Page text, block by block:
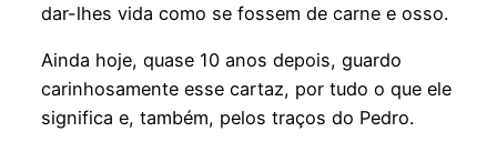
dar-lhes vida como se fossem de carne e osso.
Ainda hoje, quase 10 anos depois, guardo
carinhosamente esse cartaz, por tudo o que ele
significa e, também, pelos traços do Pedro.